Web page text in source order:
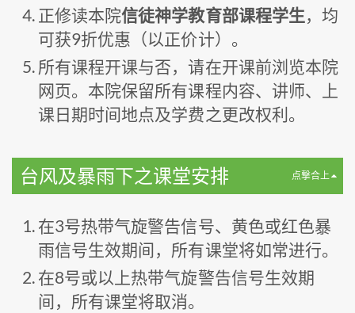
正修读本院信徒神学教育部课程学生，均
可获9折优惠（以正价计）。
所有课程开课与否，请在开课前浏览本院
网页。本院保留所有课程内容、讲师、上
课日期时间地点及学费之更改权利。
台风及暴雨下之课堂安排 点撃合上
在3号热带气旋警告信号、黄色或红色暴
雨信号生效期间，所有课堂将如常进行。
在8号或以上热带气旋警告信号生效期
间，所有课堂将取消。